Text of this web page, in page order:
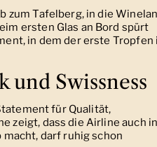
zum Tafelberg, in die
ersten Glas an Bord spürt
in dem der erste Tropfen
und Swissness
für Qualität,
zeigt, dass die Airline auch in
darf ruhig schon